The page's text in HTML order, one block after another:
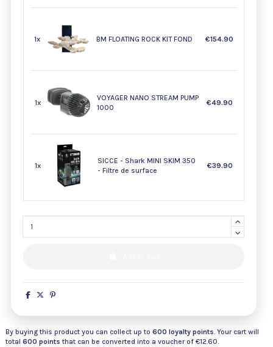
1x BM FLOATING ROCK KIT FOND €154.90
1x
VOYAGER NANO STREAM PUMP
1000
€49.90
1x
SICCE - Shark MINI SKIM 350
- Filtre de surface
€39.90
By buying this product you can collect up to 600 loyalty points. Your cart will
total 600 points that can be converted into a voucher of €12.60.